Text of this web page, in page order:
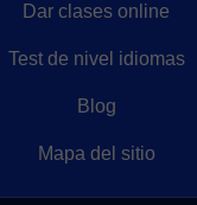
Dar clases online
Test de nivel idiomas
Blog
Mapa del sitio